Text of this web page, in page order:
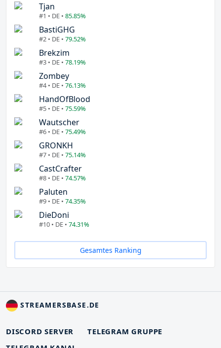
Tjan
#1 • DE • 85.85%
BastiGHG
#2 • DE • 79.52%
Brekzim
#3 • DE • 78.19%
Zombey
#4 • DE • 76.13%
HandOfBlood
#5 • DE • 75.59%
Wautscher
#6 • DE • 75.49%
GRONKH
#7 • DE • 75.14%
CastCrafter
#8 • DE • 74.57%
Paluten
#9 • DE • 74.35%
DieDoni
#10 • DE • 74.31%
Gesamtes Ranking
STREAMERSBASE.DE
DISCORD SERVER
TELEGRAM GRUPPE